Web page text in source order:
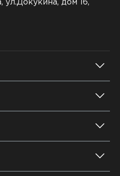
ул.Докукина, дом 16,